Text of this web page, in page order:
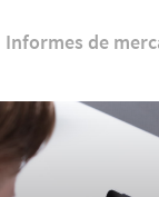
Informes de